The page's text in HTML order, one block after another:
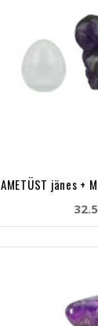
AMETÜST jänes +